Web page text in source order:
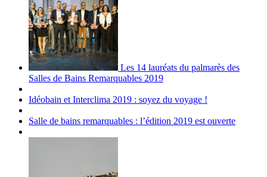
Les 14 lauréats du palmarès des
Salles de Bains Remarquables 2019
Idéobain et Interclima 2019 : soyez du voyage !
Salle de bains remarquables : l’édition 2019 est ouverte